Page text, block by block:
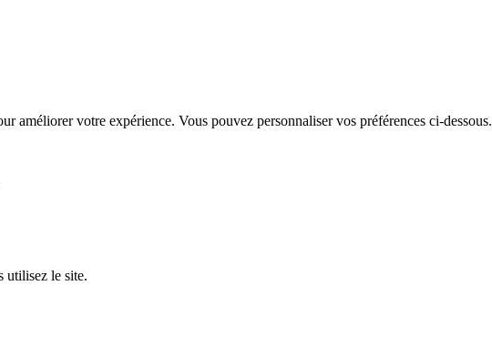
améliorer votre expérience. Vous pouvez personnaliser vos préférences ci-dessous.
utilisez le site.